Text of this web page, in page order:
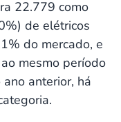
22.779 como
de elétricos
do mercado, e
mesmo período
anterior, há